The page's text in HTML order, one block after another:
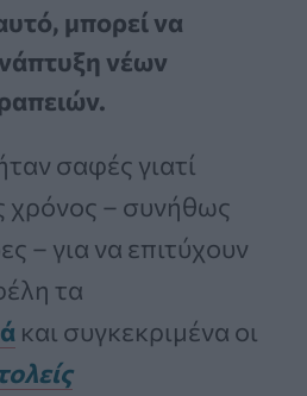
μπορεί να
νέων
σαφές γιατί
χρόνος – συνήθως
– για να επιτύχουν
τα
και συγκεκριμένα οι